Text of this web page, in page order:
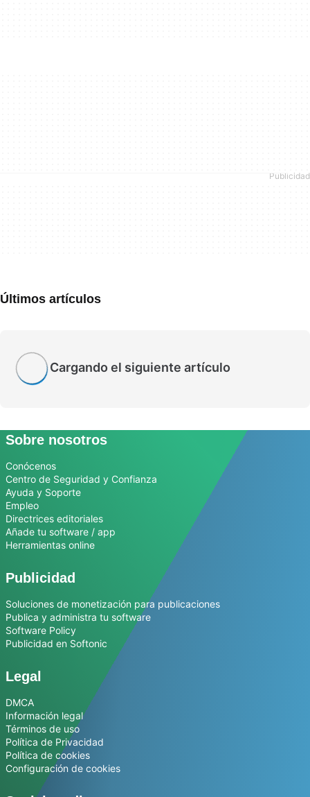
Últimos artículos
Cargando el siguiente artículo
Sobre nosotros
Conócenos
Centro de Seguridad y Confianza
Ayuda y Soporte
Empleo
Directrices editoriales
Añade tu software / app
Herramientas online
Publicidad
Soluciones de monetización para publicaciones
Publica y administra tu software
Software Policy
Publicidad en Softonic
Legal
DMCA
Información legal
Términos de uso
Política de Privacidad
Política de cookies
Configuración de cookies